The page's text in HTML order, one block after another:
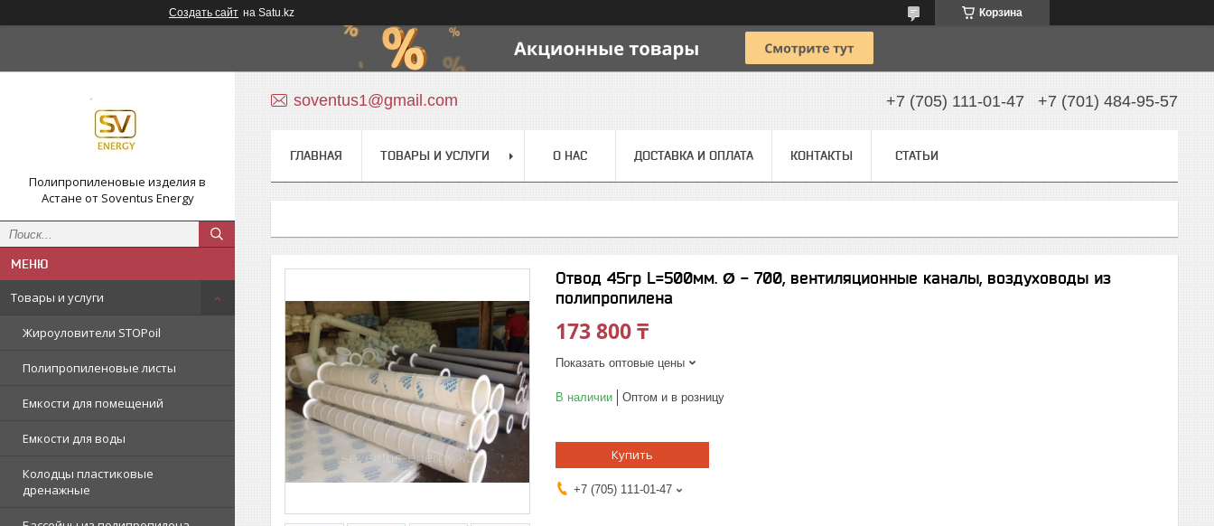
Создать сайт на Satu.kz Корзина
Полипропиленовые изделия в
Астане от Soventus Energy
Товары и услуги
Жироуловители STOPoil
Полипропиленовые листы
Емкости для помещений
Емкости для воды
Колодцы пластиковые
дренажные
soventus1@gmail.com +7 (705) 111-01-47 +7 (701) 484-95-57
ГЛАВНАЯ ТОВАРЫ И УСЛУГИ О НАС ДОСТАВКА И ОПЛАТА КОНТАКТЫ СТАТЬИ
Отвод 45гр L=500мм. Ø - 700, вентиляционные каналы, воздуховоды из
полипропилена
173 800 ₸
Показать оптовые цены
В наличии Оптом и в розницу
Купить
+7 (705) 111-01-47